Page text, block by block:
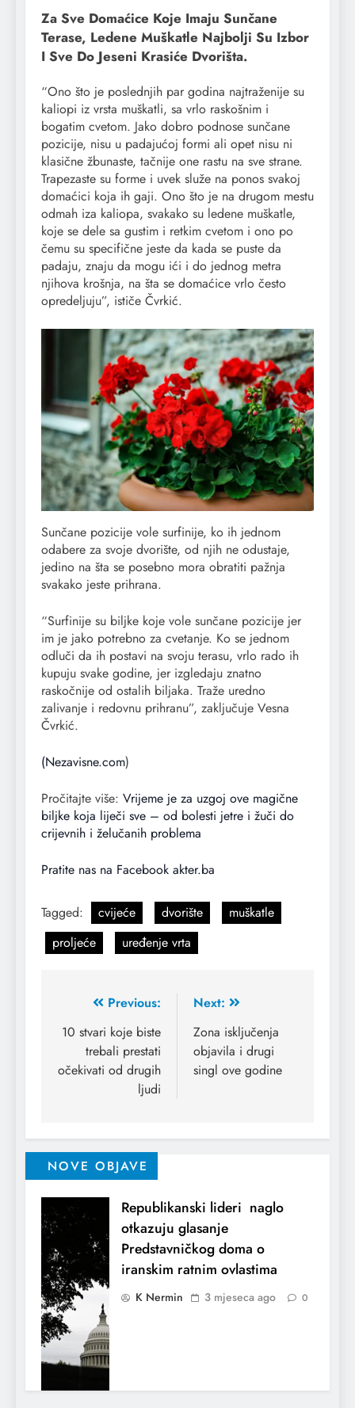
Za Sve Domaćice Koje Imaju Sunčane
Terase, Ledene Muškatle Najbolji Su Izbor
I Sve Do Jeseni Krasiće Dvorišta.
“Ono što je poslednjih par godina najtraženije su
kaliopi iz vrsta muškatli, sa vrlo raskošnim i
bogatim cvetom. Jako dobro podnose sunčane
pozicije, nisu u padajućoj formi ali opet nisu ni
klasične žbunaste, tačnije one rastu na sve strane.
Trapezaste su forme i uvek služe na ponos svakoj
domaćici koja ih gaji. Ono što je na drugom mestu
odmah iza kaliopa, svakako su ledene muškatle,
koje se dele sa gustim i retkim cvetom i ono po
čemu su specifične jeste da kada se puste da
padaju, znaju da mogu ići i do jednog metra
njihova krošnja, na šta se domaćice vrlo često
opredeljuju”, ističe Čvrkić.
Sunčane pozicije vole surfinije, ko ih jednom
odabere za svoje dvorište, od njih ne odustaje,
jedino na šta se posebno mora obratiti pažnja
svakako jeste prihrana.
“Surfinije su biljke koje vole sunčane pozicije jer
im je jako potrebno za cvetanje. Ko se jednom
odluči da ih postavi na svoju terasu, vrlo rado ih
kupuju svake godine, jer izgledaju znatno
raskočnije od ostalih biljaka. Traže uredno
zalivanje i redovnu prihranu”, zaključuje Vesna
Čvrkić.
(Nezavisne.com)
Pročitajte više: Vrijeme je za uzgoj ove magične
biljke koja liječi sve – od bolesti jetre i žuči do
crijevnih i želučanih problema
Pratite nas na Facebook akter.ba
Tagged: cvijeće dvorište
muškatle
proljeće
uređenje vrta
Previous:
10 stvari koje biste
trebali prestati
očekivati od drugih
ljudi
Next:
Zona isključenja
objavila i drugi
singl ove godine
NOVE OBJAVE
Republikanski lideri naglo
otkazuju glasanje
Predstavničkog doma o
iranskim ratnim ovlastima
K Nermin 3 mjeseca ago 0